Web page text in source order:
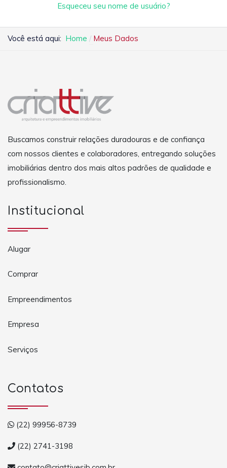
Esqueceu seu nome de usuário?
Você está aqui: Home Meus Dados
Buscamos construir relações duradouras e de confiança
com nossos clientes e colaboradores, entregando soluções
imobiliárias dentro dos mais altos padrões de qualidade e
profissionalismo.
Institucional
Alugar
Comprar
Empreendimentos
Empresa
Serviços
Contatos
(22) 99956-8739
(22) 2741-3198